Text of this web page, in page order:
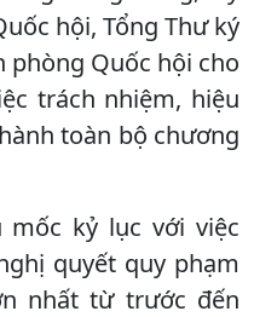
hội, Tổng Thư ký
phòng Quốc hội cho
trách nhiệm, hiệu
toàn bộ chương
mốc kỷ lục với việc
quyết quy phạm
nhất từ trước đến